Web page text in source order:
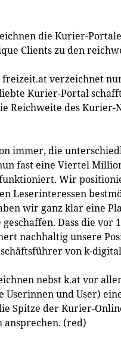
die Kurier-
Clients zu den
freizeit.at verzeichnet
Kurier-Portal
Reichweite des
immer, die
fast eine Viertel
Wir
Leserinteressen
wir ganz klar eine
Dass die vor
nachhaltig unsere
von k-
nebst k.at vor
Userinnen und User)
Spitze der Kurier-
ansprechen. (red)